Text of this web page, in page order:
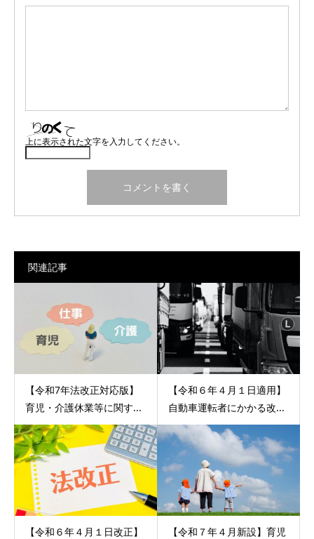
上に表示された文字を入力してください。
関連記事
【令和7年法改正対応版】
育児・介護休業等に関す...
【令和６年４月１日適用】
自動車運転者にかかる改...
【令和６年４月１日改正】
【令和７年４月新設】育児